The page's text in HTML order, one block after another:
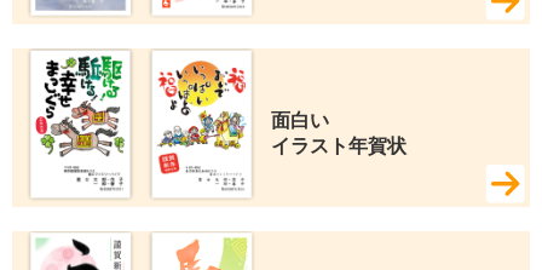
面白い
イラスト年賀状